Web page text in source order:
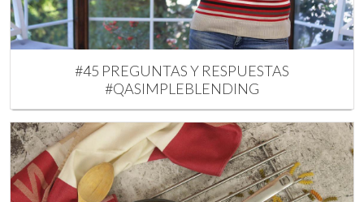
#45 PREGUNTAS Y RESPUESTAS
#QASIMPLEBLENDING